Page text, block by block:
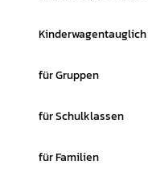
Kinderwagentauglich
für Gruppen
für Schulklassen
für Familien